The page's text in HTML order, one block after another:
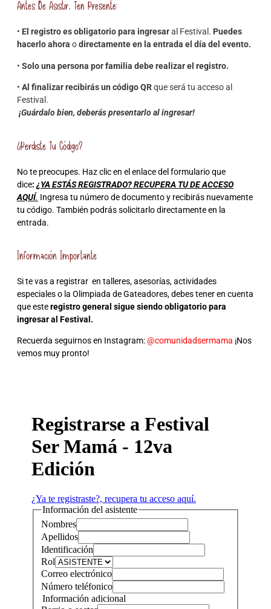
Antes De Asistir, Ten Presente:
• El registro es obligatorio para ingresaral Festival. Puedes
hacerlo ahora odirectamente en la entrada el día del evento.
• Solo una persona por familia debe realizar el registro.
• Al finalizar recibirás un código QRque será tu acceso al
Festival.
¡Guárdalo bien, deberás presentarlo al ingresar!
¿Perdiste Tu Código?
No te preocupes. Haz clic en el enlace del formulario que
dice: ¿YA ESTÁS REGISTRADO? RECUPERA TU DE ACCESO
AQUÍ. Ingresa tu número de documento y recibirás nuevamente
tu código. También podrás solicitarlo directamente en la
entrada.
Información Importante
Si te vas a registrar en talleres, asesorías, actividades
especiales o la Olimpiada de Gateadores, debes tener en cuenta
que esteregistro general sigue siendo obligatorio para
ingresar al Festival.
Recuerda seguirnos en Instagram:@comunidadsermama ¡Nos
vemos muy pronto!